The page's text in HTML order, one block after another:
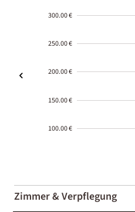
300.00 €
250.00 €
200.00 €
150.00 €
100.00 €
01-02
Zimmer & Verpflegung